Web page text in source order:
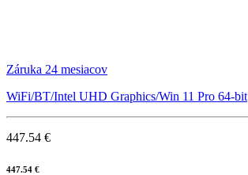
Záruka 24 mesiacov
WiFi/BT/Intel UHD Graphics/Win 11 Pro 64-bit
447.54 €
447.54 €